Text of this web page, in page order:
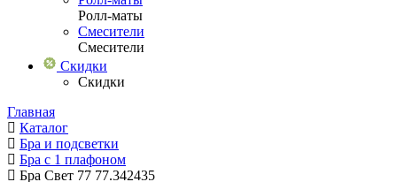
Ролл-маты
Смесители
Смесители
Скидки
Скидки
Главная
Каталог
Бра и подсветки
Бра с 1 плафоном
Бра Свет 77 77.342435